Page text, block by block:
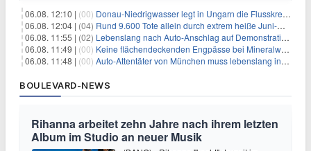
06.08. 12:10 | (00) Donau-Niedrigwasser legt in Ungarn die Flusskreuzer lahm
06.08. 12:04 | (04) Rund 9.600 Tote allein durch extrem heiße Juni-Woche
06.08. 11:55 | (02) Lebenslang nach Auto-Anschlag auf Demonstration in München
06.08. 11:49 | (00) Keine flächendeckenden Engpässe bei Mineralwasser
06.08. 11:48 | (00) Auto-Attentäter von München muss lebenslang ins Gefängnis
BOULEVARD-NEWS
Rihanna arbeitet zehn Jahre nach ihrem letzten
Album im Studio an neuer Musik